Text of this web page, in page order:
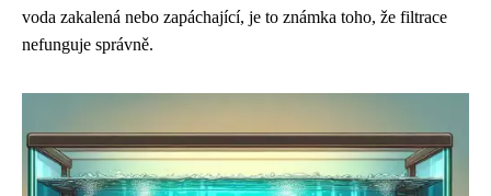
voda zakalená nebo zapáchající, je to známka toho, že filtrace
nefunguje správně.